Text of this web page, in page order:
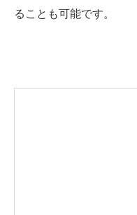
ることも可能です。